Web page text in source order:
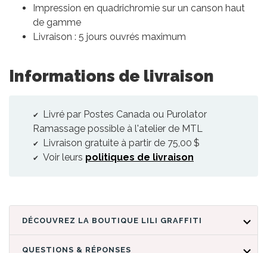
Impression en quadrichromie sur un canson haut
de gamme
Livraison : 5 jours ouvrés maximum
Informations de livraison
Livré par Postes Canada ou Purolator
Ramassage possible à l'atelier de MTL
Livraison gratuite à partir de 75,00 $
Voir leurs politiques de livraison
DÉCOUVREZ LA BOUTIQUE LILI GRAFFITI
QUESTIONS & RÉPONSES